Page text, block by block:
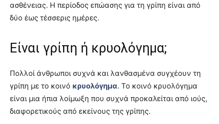
ασθένειας. Η περίοδος επώασης για τη γρίπη είναι από
δύο έως τέσσερις ημέρες.
Είναι γρίπη ή κρυολόγημα;
Πολλοί άνθρωποι συχνά και λανθασμένα συγχέουν τη
γρίπη με το κοινό κρυολόγημα. Το κοινό κρυολόγημα
είναι μια ήπια λοίμωξη που συχνά προκαλείται από ιούς,
διαφορετικούς από εκείνους της γρίπης.